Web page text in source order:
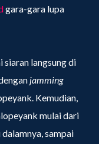
gara-gara lupa
siaran langsung di
jamming
Kemudian,
mulai dari
sampai